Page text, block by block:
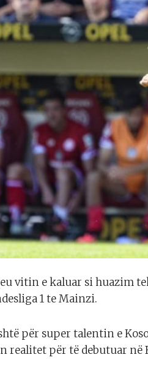
vitin e kaluar si huazim
1 te Mainzi.
për super talentin e
realitet për të debutuar në